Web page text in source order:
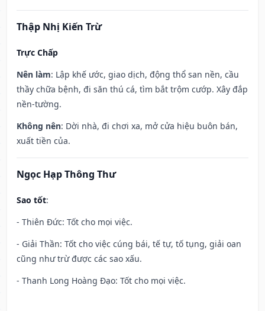
Thập Nhị Kiến Trừ
Trực Chấp
Nên làm: Lập khế ước, giao dịch, động thổ san nền, cầu
thầy chữa bệnh, đi săn thú cá, tìm bắt trộm cướp. Xây đắp
nền-tường.
Không nên: Dời nhà, đi chơi xa, mở cửa hiệu buôn bán,
xuất tiền của.
Ngọc Hạp Thông Thư
Sao tốt:
- Thiên Đức: Tốt cho mọi việc.
- Giải Thần: Tốt cho việc cúng bái, tế tự, tố tụng, giải oan
cũng như trừ được các sao xấu.
- Thanh Long Hoàng Đạo: Tốt cho mọi việc.